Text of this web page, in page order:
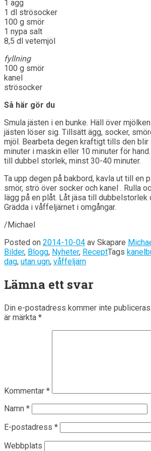
1 ägg
1 dl strösocker
100 g smör
1 nypa salt
8,5 dl vetemjöl
fyllning
100 g smör
kanel
strösocker
Så här gör du
Smula jästen i en bunke. Häll över
jästen löser sig. Tillsätt ägg, socker,
mjöl. Bearbeta degen kraftigt tills den
minuter i maskin eller 10 minuter för
till dubbel storlek, minst 30-40 minuter.
Ta upp degen på bakbord, kavla ut till en
smör, strö över socker och kanel . Rulla
lägg på en plåt. Låt jäsa till dubbelstorlek
Grädda i våffeljärnet i omgångar.
/Michael
Posted on 2014-10-04 av Skapare
Bilder, Blogg, Nyheter, ReceptTags
dag, utan ugn, våffeljärn
Lämna ett svar
Din e-postadress kommer inte publiceras.
är märkta *
Kommentar *
Namn *
E-postadress *
Webbplats